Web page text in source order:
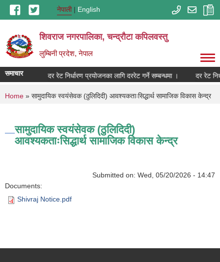
Skip to main contentनेपाली English
शिवराज नगरपालिका, चन्द्राैटा कपिलवस्तु
लुम्बिनी प्रदेश, नेपाल
समाचार दर रेट निर्धारण प्रयोजनका लागि दररेट गर्ने सम्बन्धमा । दर रेट
You are here
Home » सामुदायिक स्वयंसेवक (ठुलिदिदी) आवश्यकताःसिद्धार्थ सामाजिक विकास केन्द्र
सामुदायिक स्वयंसेवक (ठुलिदिदी)
आवश्यकताःसिद्धार्थ सामाजिक विकास केन्द्र
Submitted on: Wed, 05/20/2026 - 14:47
Documents:
Shivraj Notice.pdf